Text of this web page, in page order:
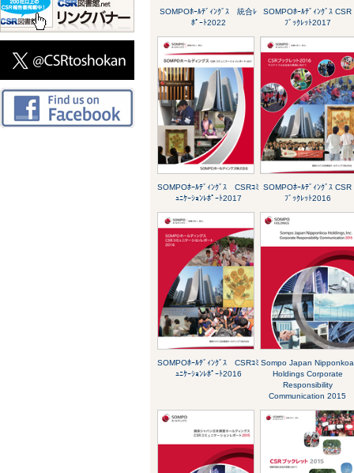
SOMPOﾎｰﾙﾃﾞｨﾝｸﾞｽ 統合ﾚ
ﾎﾟｰﾄ2022
SOMPOﾎｰﾙﾃﾞｨﾝｸﾞｽ CSR
ﾌﾞｯｸﾚｯﾄ2017
SOMPOﾎｰﾙﾃﾞｨﾝｸﾞｽ CSRｺﾐ
ｭﾆｹｰｼｮﾝﾚﾎﾟｰﾄ2017
SOMPOﾎｰﾙﾃﾞｨﾝｸﾞｽ CSR
ﾌﾞｯｸﾚｯﾄ2016
SOMPOﾎｰﾙﾃﾞｨﾝｸﾞｽ CSRｺﾐ
ｭﾆｹｰｼｮﾝﾚﾎﾟｰﾄ2016
Sompo Japan Nipponkoa
Holdings Corporate
Responsibility
Communication 2015